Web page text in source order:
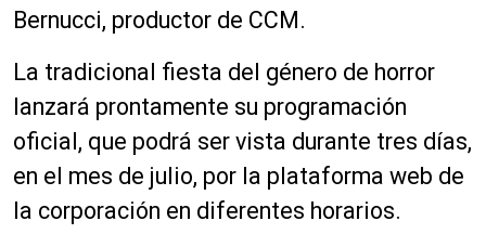
Bernucci, productor de CCM.
La tradicional fiesta del género de horror
lanzará prontamente su programación
oficial, que podrá ser vista durante tres días,
en el mes de julio, por la plataforma web de
la corporación en diferentes horarios.